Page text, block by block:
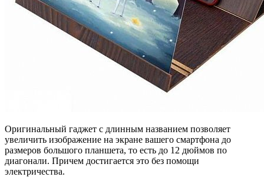
Оригинальный гаджет с длинным названием позволяет
увеличить изображение на экране вашего смартфона до
размеров большого планшета, то есть до 12 дюймов по
диагонали. Причем достигается это без помощи
электричества.